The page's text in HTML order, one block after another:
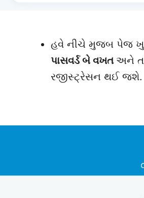
હવે નીચે મુજબ પેજ
પાસવર્ડ બે વખત અને
રજીસ્ટ્રેસન થઈ જશે.